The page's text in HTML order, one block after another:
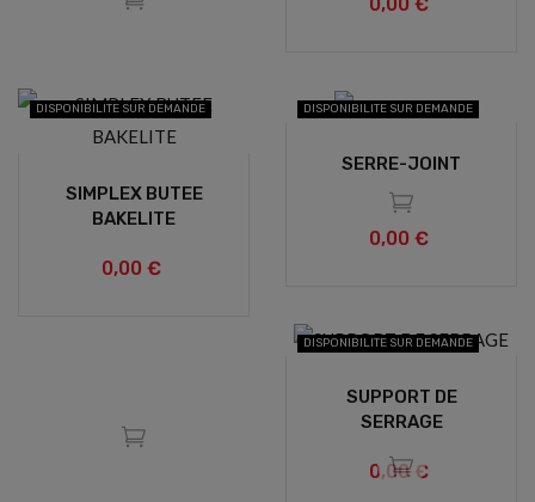
DISPONIBILITE SUR DEMANDE
SIMPLEX BUTEE
BAKELITE
0,00 €
DISPONIBILITE SUR DEMANDE
SERRE-JOINT
0,00 €
DISPONIBILITE SUR DEMANDE
SUPPORT DE
SERRAGE
0,00 €